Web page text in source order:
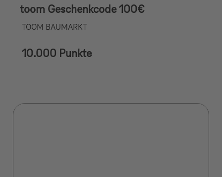
toom Geschenkcode 100€
TOOM BAUMARKT
10.000 Punkte